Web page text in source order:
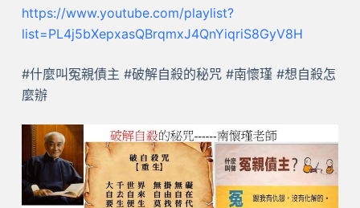
https://www.youtube.com/playlist?
list=PL4j5bXepxasQBrqmxJ4QnYiqriS8GyV8H
#什麼叫冤親債主 #破解自殺的秘咒 #南懷瑾 #想自殺怎
麼辦